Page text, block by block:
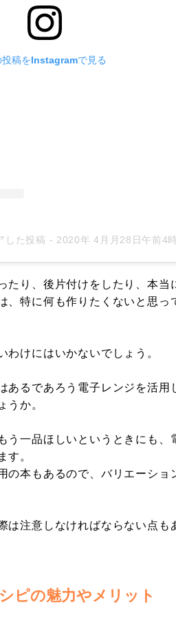
投稿をInstagramで見る
した投稿 - 2020年 4月月28日午前4時
たり、後片付けをしたり、本当
、特に何も作りたくないと思っ
わけにはいかないでしょう。
あるであろう電子レンジを活用
うか。
う一品ほしいというときにも、
す。
の本もあるので、バリエーショ
は注意しなければならない点も
ピの魅力やメリット